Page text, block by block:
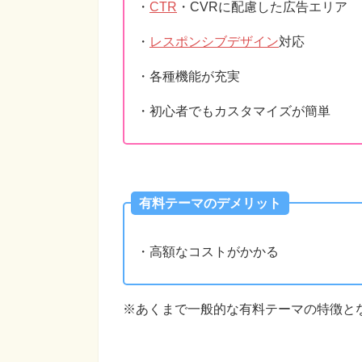
・ CTR ・CVRに配慮した広告エリア
・ レスポンシブデザイン対応
・各種機能が充実
・初心者でもカスタマイズが簡単
有料テーマのデメリット
・高額なコストがかかる
※あくまで一般的な有料テーマの特徴と